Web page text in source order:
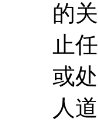
的
止
或
人